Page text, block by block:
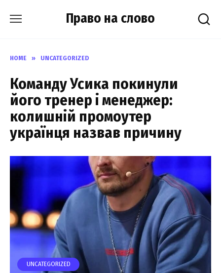
Право на слово
HOME » UNCATEGORIZED
Команду Усика покинули
його тренер і менеджер:
колишній промоутер
українця назвав причину
UNCATEGORIZED